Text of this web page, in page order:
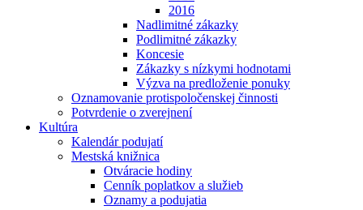
2016
Nadlimitné zákazky
Podlimitné zákazky
Koncesie
Zákazky s nízkymi hodnotami
Výzva na predloženie ponuky
Oznamovanie protispoločenskej činnosti
Potvrdenie o zverejnení
Kultúra
Kalendár podujatí
Mestská knižnica
Otváracie hodiny
Cenník poplatkov a služieb
Oznamy a podujatia